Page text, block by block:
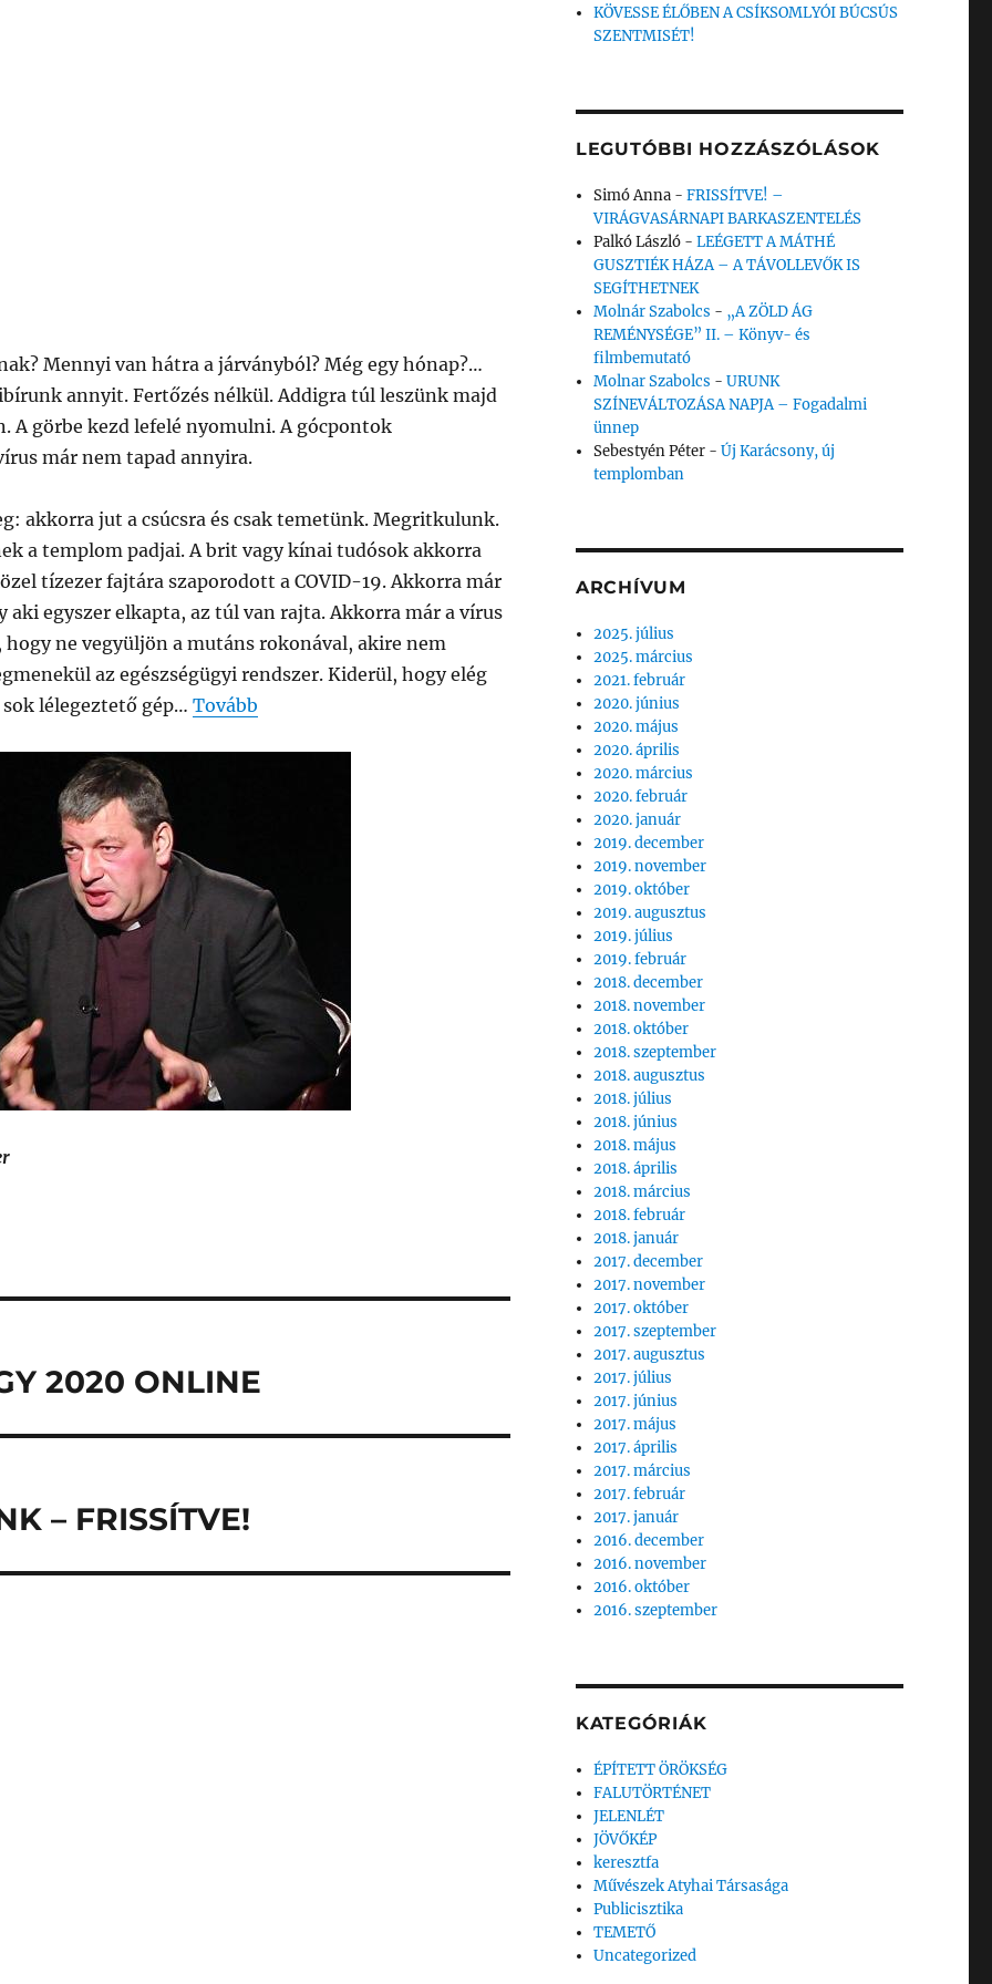
Mennyi van hátra a járványból? Még egy hónap?…
annyit. Fertőzés nélkül. Addigra túl leszünk majd
A görbe kezd lefelé nyomulni. A gócpontok
már nem tapad annyira.
akkorra jut a csúcsra és csak temetünk. Megritkulunk.
a templom padjai. A brit vagy kínai tudósok akkorra
tízezer fajtára szaporodott a COVID-19. Akkorra már
aki egyszer elkapta, az túl van rajta. Akkorra már a vírus
ne vegyüljön a mutáns rokonával, akire nem
az egészségügyi rendszer. Kiderül, hogy elég
lélegeztető gép… Tovább
2020 ONLINE
– FRISSÍTVE!
KÖVESSE ÉLŐBEN A CSÍKSOMLYÓI BÚCSÚS
SZENTMISÉT!
LEGUTÓBBI HOZZÁSZÓLÁSOK
Simó Anna -FRISSÍTVE! –
VIRÁGVASÁRNAPI BARKASZENTELÉS
Palkó László -LEÉGETT A MÁTHÉ
GUSZTIÉK HÁZA – A TÁVOLLEVŐK IS
SEGÍTHETNEK
Molnár Szabolcs - „A ZÖLD ÁG
REMÉNYSÉGE” II. – Könyv- és
filmbemutató
Molnar Szabolcs -URUNK
SZÍNEVÁLTOZÁSA NAPJA – Fogadalmi
ünnep
Sebestyén Péter -Új Karácsony, új
templomban
ARCHÍVUM
2025. július
2025. március
2021. február
2020. június
2020. május
2020. április
2020. március
2020. február
2020. január
2019. december
2019. november
2019. október
2019. augusztus
2019. július
2019. február
2018. december
2018. november
2018. október
2018. szeptember
2018. augusztus
2018. július
2018. június
2018. május
2018. április
2018. március
2018. február
2018. január
2017. december
2017. november
2017. október
2017. szeptember
2017. augusztus
2017. július
2017. június
2017. május
2017. április
2017. március
2017. február
2017. január
2016. december
2016. november
2016. október
2016. szeptember
KATEGÓRIÁK
ÉPÍTETT ÖRÖKSÉG
FALUTÖRTÉNET
JELENLÉT
JÖVŐKÉP
keresztfa
Művészek Atyhai Társasága
Publicisztika
TEMETŐ
Uncategorized